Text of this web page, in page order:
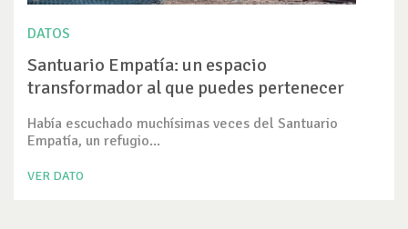
DATOS
Santuario Empatía: un espacio
transformador al que puedes pertenecer
Había escuchado muchísimas veces del Santuario
Empatía, un refugio...
VER DATO